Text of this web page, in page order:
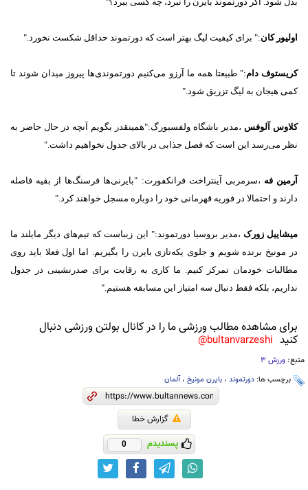
اولیور کان:" برای کیفیت لیگ بهتر است که دورتموند حداقل شکست نخورد."
کریستوف دام:" طبیعتا همه ما آرزو می‌کنیم دورتموندی‌ها پیروز میدان شوند تا
کمی هیجان به لیگ تزریق شود."
کلاوس آلوفس ،مدیر باشگاه ولفسبورگ:"همینقدر بگویم آنچه در حال حاضر به
نظر می‌رسد این است که فصل جذابی در بالای جدول نخواهیم داشت."
آرمین فه ،سرمربی آینتراخت فرانکفورت: "بایرنی‌ها فرسنگ‌ها از بقیه فاصله
دارند و احتمالا در فوریه قهرمانی خود را دوباره مسجل خواهند کرد."
میشاییل زورک ،مدیر بروسیا دورتموند:" این زیباست که تیم‌های دیگر مایلند ما
در مونیخ برنده شویم و جلوی یکه‌تازی بایرن را بگیریم. اما اول فعلا باید روی
مطالبات خودمان تمرکز کنیم. ما کاری به رقابت برای صدرنشینی در جدول
نداریم، بلکه فقط دنبال سه امتیاز این مسابقه هستیم."
برای مشاهده مطالب ورزشی ما را در کانال بولتن ورزشی دنبال
کنید bultanvarzeshi@
منبع: ورزش 3
برچسب ها: دورتموند ، بایرن مونیخ ،آلمان
گزارش خطا
پسندیدم 0